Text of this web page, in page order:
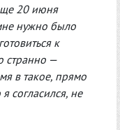
20 июня
нужно было
к
странно —
в такое, прямо
согласился, не